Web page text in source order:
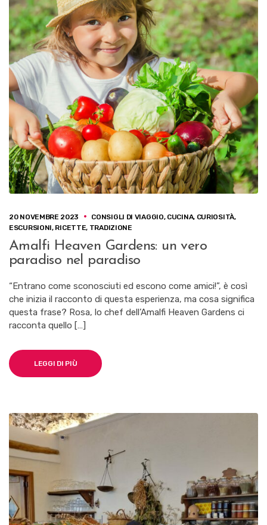
20 NOVEMBRE 2023 CONSIGLI DI VIAGGIO, CUCINA, CURIOSITÀ,
ESCURSIONI, RICETTE, TRADIZIONE
Amalfi Heaven Gardens: un vero
paradiso nel paradiso
“Entrano come sconosciuti ed escono come amici!”, è così
che inizia il racconto di questa esperienza, ma cosa significa
questa frase? Rosa, lo chef dell’Amalfi Heaven Gardens ci
racconta quello […]
LEGGI DI PIÙ